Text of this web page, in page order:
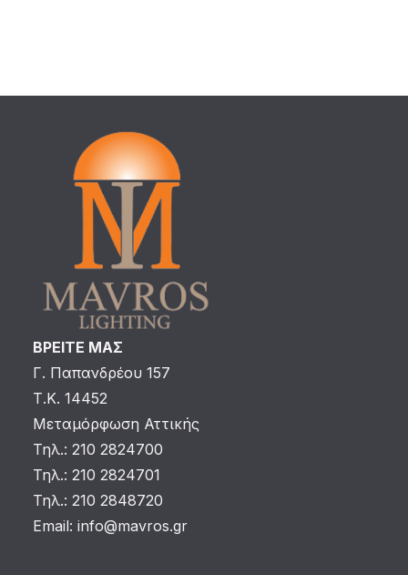
ΒΡΕΙΤΕ ΜΑΣ
Γ. Παπανδρέου 157
Τ.Κ. 14452
Μεταμόρφωση Αττικής
Τηλ.: 210 2824700
Τηλ.: 210 2824701
Τηλ.: 210 2848720
Email: info@mavros.gr